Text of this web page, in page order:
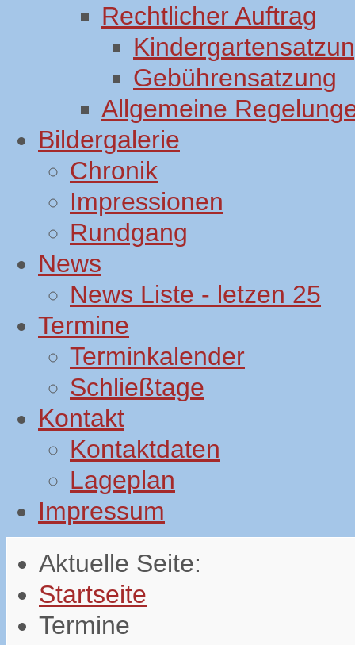
Rechtlicher Auftrag
Gebührensatzung
Allgemeine
Bildergalerie
Chronik
Impressionen
Rundgang
News
News Liste - letzen 25
Termine
Terminkalender
Schließtage
Kontakt
Kontaktdaten
Lageplan
Impressum
Aktuelle Seite:
Startseite
Termine